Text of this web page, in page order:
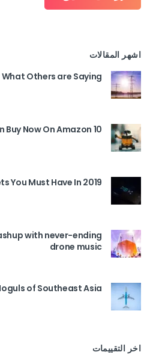
اشهر المقالات
What Others are Saying
10 Amazing Gadgets You Can Buy Now On Amazon
You Must Have In 2019
with never-ending
drone music
of Southeast Asia
اخر التقييمات